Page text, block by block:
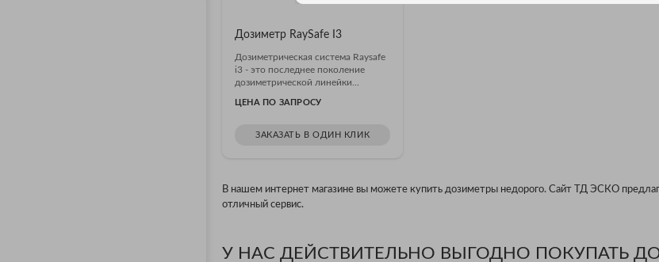
Дозиметр RaySafe I3
Дозиметрическая система Raysafe
i3 - это последнее поколение
дозиметрической линейки...
ЦЕНА ПО ЗАПРОСУ
ЗАКАЗАТЬ В ОДИН КЛИК
В нашем интернет магазине вы можете купить дозиметры недорого. Сайт ТД ЭСКО
отличный сервис.
У НАС ДЕЙСТВИТЕЛЬНО ВЫГОДНО ПОКУПАТЬ